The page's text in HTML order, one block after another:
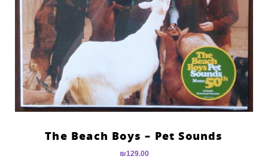
The Beach Boys – Pet Sounds
₪129.00